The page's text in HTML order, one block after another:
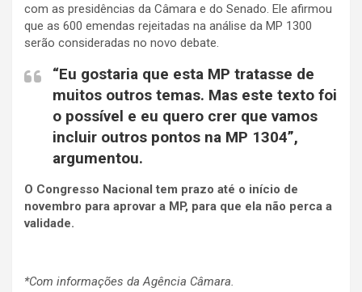
com as presidências da Câmara e do Senado. Ele afirmou
que as 600 emendas rejeitadas na análise da MP 1300
serão consideradas no novo debate.
“Eu gostaria que esta MP tratasse de
muitos outros temas. Mas este texto foi
o possível e eu quero crer que vamos
incluir outros pontos na MP 1304”,
argumentou.
O Congresso Nacional tem prazo até o início de
novembro para aprovar a MP, para que ela não perca a
validade.
*Com informações da Agência Câmara.